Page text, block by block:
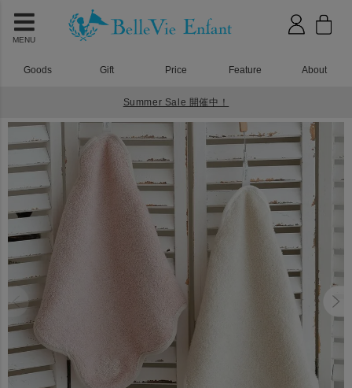
MENU
Goods Gift Price Feature About
Summer Sale 開催中！
Nuage オーガニックコットンMokuMoku ループ付きタオル